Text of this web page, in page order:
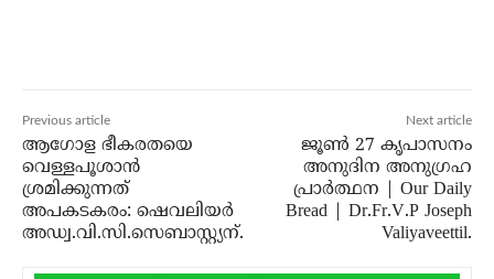
Previous article
ആഗോള ഭീകരതയെ
വെള്ളപൂശാന്‍
ശ്രമിക്കുന്നത്
അപകടകരം: ഷെവലിയര്‍
അഡ്വ.വി.സി.സെബാസ്റ്റ്യന്.
Next article
ജൂൺ 27 കൃപാസനം
അനുദിന അനുഗ്രഹ
പ്രാർത്ഥന | Our Daily
Bread | Dr.Fr.V.P Joseph
Valiyaveettil.